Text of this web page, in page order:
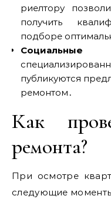
риелтору
получить
подборе
Социальные
публикуются
ремонтом․
Как
ремонта?
При осмотре
следующие